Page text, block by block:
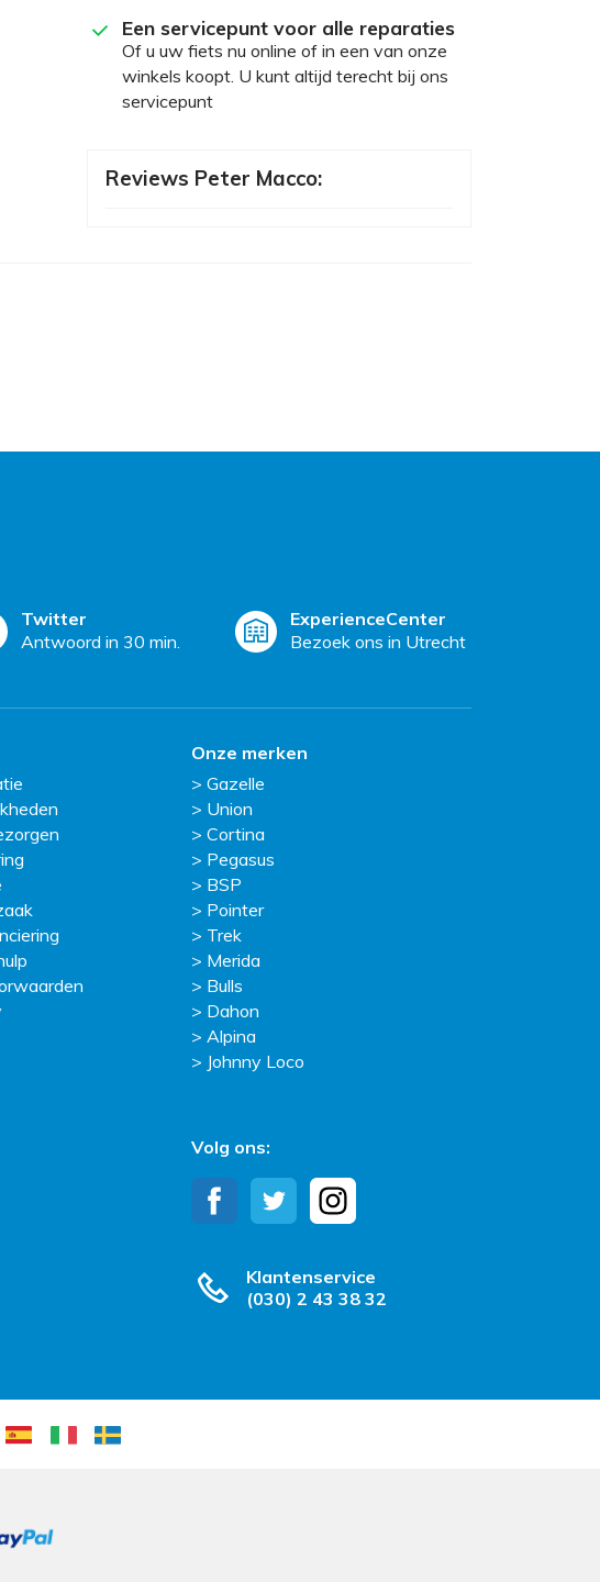
Een servicepunt voor alle reparaties
Of u uw fiets nu online of in een van onze
winkels koopt. U kunt altijd terecht bij ons
servicepunt
Reviews Peter Macco:
Twitter
Antwoord in 30 min.
ExperienceCenter
Bezoek ons in Utrecht
Onze merken
Gazelle
Union
Cortina
Pegasus
BSP
Pointer
Trek
Merida
Bulls
Dahon
Alpina
Johnny Loco
Volg ons:
Klantenservice
(030) 2 43 38 32